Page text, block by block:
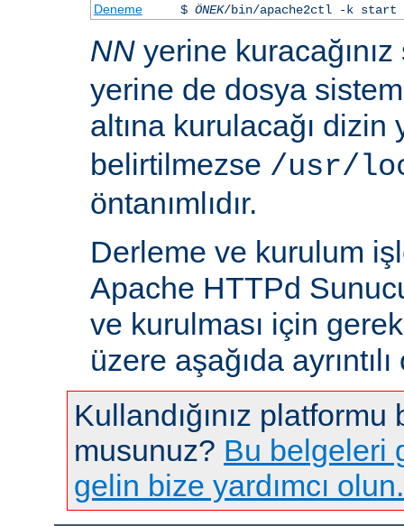
Deneme
$ ÖNEK/bin/apache2ctl -k start
NN yerine
yerine de dosya
altına kurulacağı dizin
belirtilmezse /usr/
öntanımlıdır.
Derleme ve kurulum
Apache HTTPd
ve kurulması için
üzere aşağıda
Kullandığınız
musunuz? Bu belgeleri
gelin bize yardımcı olun.